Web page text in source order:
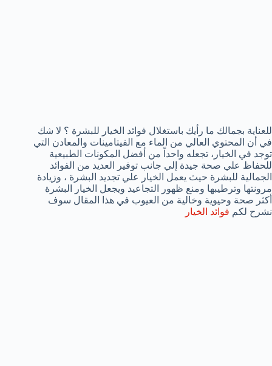
للعناية بجمالك ما رأيك باستغلال فوائد الخيار للبشرة ؟ لا شك
في أن المحتوي العالي من الماء مع الفيتامينات والمعادن التي
توجد في الخيار، تجعله واحداً من أفضل المكونات الطبيعية
للحفاظ علي صحة جيدة إلي جانب توفير العديد من الفوائد
الجمالية للبشرة حيث يعمل الخيار علي تجديد البشرة ، وزيادة
مرونتها وترطيبها ومنع ظهور التجاعيد ويجعل الخيار البشرة
أكثر صحة وحيوية وخالية من العيوب في هذا المقال سوف
نشرح لكم فوائد الخيار